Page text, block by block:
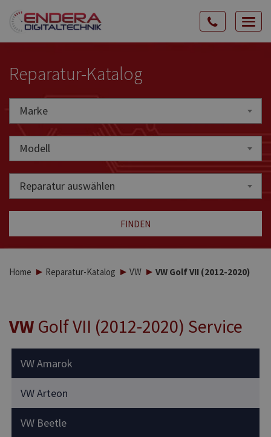
Reparatur-Katalog
MarkeMarke
Modell
Reparatur auswählen
FINDEN
Home Reparatur-Katalog VW VW Golf VII (2012-2020)
VW Golf VII (2012-2020) Service
VW Amarok
VW Arteon
VW Beetle